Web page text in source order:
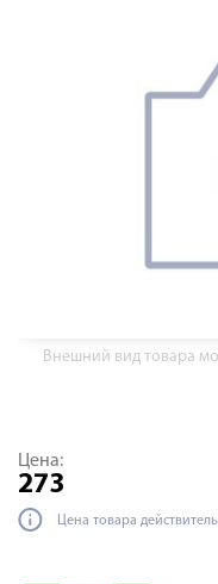
Внешний вид товара
Цена:
273
Цена товара